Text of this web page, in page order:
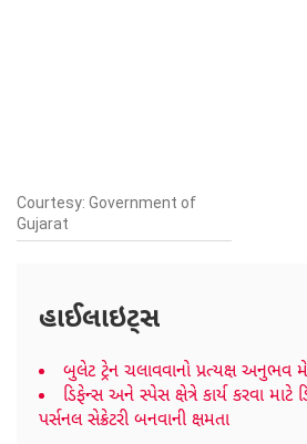
Courtesy: Government of
Gujarat
હાઈલાઇટ્સ
બુલેટ ટ્રેન ચલાવવાનો પ્રત્યક્ષ અનુભવ
ડિફેન્સ અને સ્પેસ ક્ષેત્રે કાર્ય કરવા માટે
પર્સનલ સેક્રેટરી બનવાની ક્ષમતા